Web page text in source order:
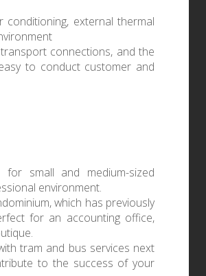
external thermal
connections, and the
to conduct customer and
small and medium-sized
environment.
which has previously
for an accounting office,
tram and bus services next
to the success of your